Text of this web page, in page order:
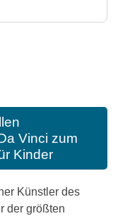
Vinci zum
Kinder
Künstler des
der größten